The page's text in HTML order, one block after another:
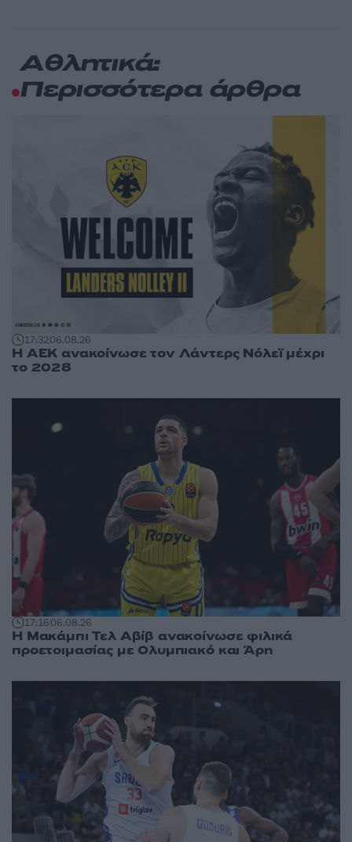
Αθλητικά:
Περισσότερα άρθρα
17:3206.08.26
Η ΑΕΚ ανακοίνωσε τον Λάντερς Νόλεϊ μέχρι
το 2028
17:1606.08.26
Η Μακάμπι Τελ Αβίβ ανακοίνωσε φιλικά
προετοιμασίας με Ολυμπιακό και Άρη